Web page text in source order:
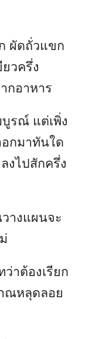
ผัดถั่วแขก
วครึ่ง
กอาหาร
รณ์ แต่เพิ่ง
กมาทันใด
งไปสักครึ่ง
างแผนจะ
าต้องเรียก
ณหลุดลอย